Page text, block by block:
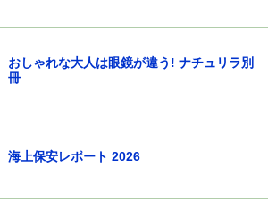
おしゃれな大人は眼鏡が違う! ナチュリラ別
冊
海上保安レポート 2026